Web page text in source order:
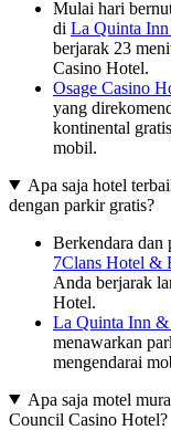
Mulai hari
di La Quinta
berjarak 23
Casino Hotel.
Osage Casino
yang
kontinental
mobil.
Apa saja hotel
dengan parkir gratis?
Berkendara dan
7Clans Hotel &
Anda berjarak
Hotel.
La Quinta Inn &
menawarkan
mengendarai
Apa saja motel
Council Casino Hotel?